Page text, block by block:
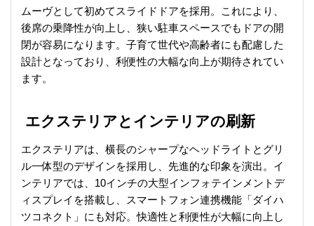
ムーヴとして初めてスライドドアを採用。
これにより、
後席の乗降性が向上し、狭い駐車スペースでもドアの開
閉が容易になります。 子育て世代や高齢者にも配慮した
設計となっており、利便性の大幅な向上が期待されてい
ます。
エクステリアとインテリアの刷新
エクステリアは、横長のシャープなヘッドライトとグリ
ル一体型のデザインを採用し、先進的な印象を演出。 イ
ンテリアでは、10インチの大型インフォテインメントデ
ィスプレイを搭載し、スマートフォン連携機能「ダイハ
ツコネクト」にも対応。快適性と利便性が大幅に向上し